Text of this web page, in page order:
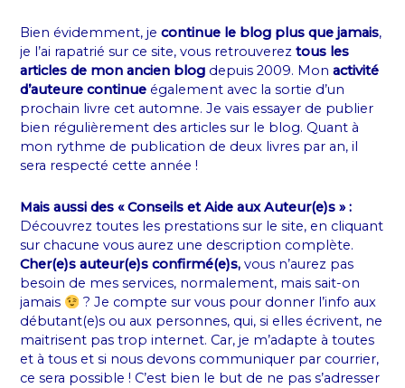
Bien évidemment, je continue le blog plus que jamais,
je l’ai rapatrié sur ce site, vous retrouverez tous les
articles de mon ancien blog depuis 2009. Monactivité
d’auteure continue également avec la sortie d’un
prochain livre cet automne. Je vais essayer de publier
bien régulièrement des articles sur le blog. Quant à
mon rythme de publication de deux livres par an, il
sera respecté cette année !
Mais aussi des « Conseils et Aide aux Auteur(e)s » :
Découvrez toutes les prestations sur le site, en cliquant
sur chacune vous aurez une description complète.
Cher(e)s auteur(e)s confirmé(e)s,vous n’aurez pas
besoin de mes services, normalement, mais sait-on
jamais
? Je compte sur vous pour donner l’info aux
débutant(e)s ou aux personnes, qui, si elles écrivent, ne
maitrisent pas trop internet. Car, je m’adapte à toutes
et à tous et si nous devons communiquer par courrier,
ce sera possible ! C’est bien le but de ne pas s’adresser